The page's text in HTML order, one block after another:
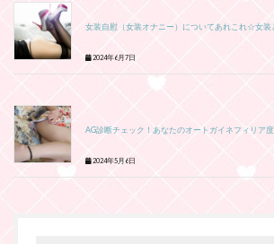
女装自慰（女装オナニー）についてあれこれ☆女装
2024年6月7日
AG診断チェック！あなたのオートガイネフィリア
2024年5月6日